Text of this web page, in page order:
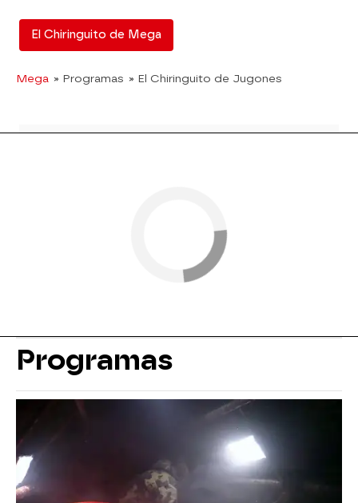
El Chiringuito de Mega
Mega » Programas » El Chiringuito de Jugones
Programas